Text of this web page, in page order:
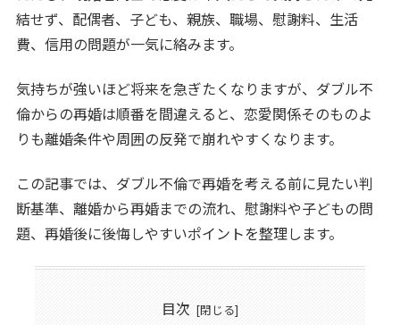
結せず、配偶者、子ども、親族、職場、慰謝料、生活
費、信用の問題が一気に絡みます。
気持ちが強いほど将来を急ぎたくなりますが、ダブル不
倫からの再婚は順番を間違えると、恋愛関係そのものよ
りも離婚条件や周囲の反発で崩れやすくなります。
この記事では、ダブル不倫で再婚を考える前に見たい判
断基準、離婚から再婚までの流れ、慰謝料や子どもの問
題、再婚後に後悔しやすいポイントを整理します。
目次